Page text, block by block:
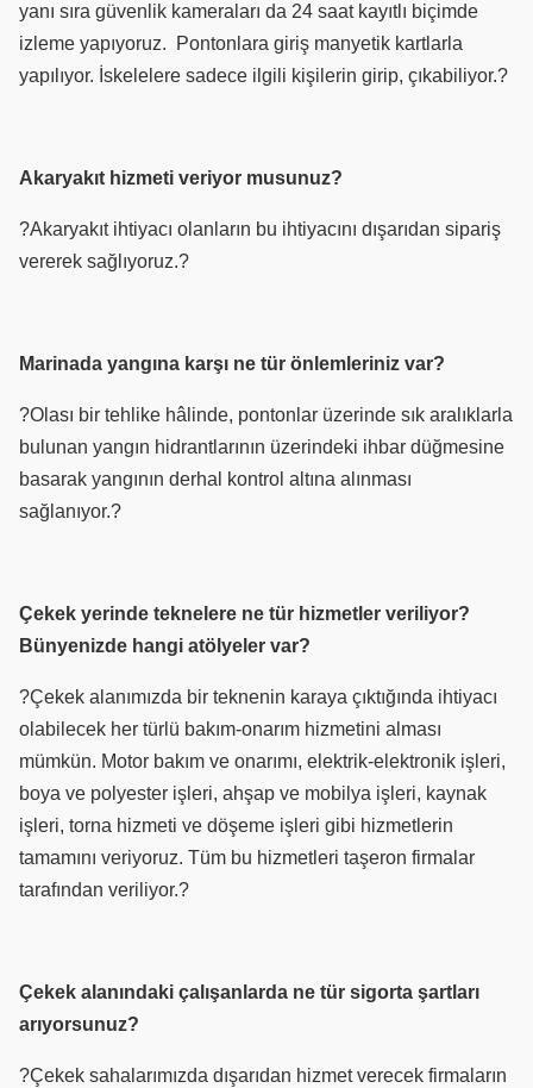
yanı sıra güvenlik kameraları da 24 saat kayıtlı biçimde
izleme yapıyoruz.
Pontonlara giriş manyetik kartlarla
yapılıyor. İskelelere sadece ilgili kişilerin girip, çıkabiliyor.?
Akaryakıt hizmeti veriyor musunuz?
?Akaryakıt ihtiyacı olanların bu ihtiyacını dışarıdan sipariş
vererek sağlıyoruz.?
Marinada yangına karşı ne tür önlemleriniz var?
?Olası bir tehlike hâlinde, pontonlar üzerinde sık aralıklarla
bulunan yangın hidrantlarının üzerindeki ihbar düğmesine
basarak yangının derhal kontrol altına alınması
sağlanıyor.?
Çekek yerinde teknelere ne tür hizmetler veriliyor?
Bünyenizde hangi atölyeler var?
?Çekek alanımızda bir teknenin karaya çıktığında ihtiyacı
olabilecek her türlü bakım-onarım hizmetini alması
mümkün. Motor bakım ve onarımı, elektrik-elektronik işleri,
boya ve polyester işleri, ahşap ve mobilya işleri, kaynak
işleri, torna hizmeti ve döşeme işleri gibi hizmetlerin
tamamını veriyoruz. Tüm bu hizmetleri taşeron firmalar
tarafından veriliyor.?
Çekek alanındaki çalışanlarda ne tür sigorta şartları
arıyorsunuz?
?Çekek sahalarımızda dışarıdan hizmet verecek firmaların